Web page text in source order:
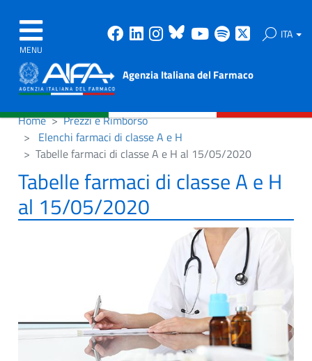
MENU
Facebook
Linkedin
Instagram
Bluesky
Youtube
Spotify ITA
Agenzia Italiana del Farmaco
Home
Prezzi e Rimborso
Elenchi farmaci di classe A e H
Tabelle farmaci di classe A e H al 15/05/2020
Tabelle farmaci di classe A e H
al 15/05/2020